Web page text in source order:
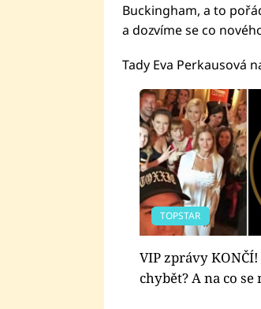
Buckingham, a to
a dozvíme se co
Tady Eva Perkausová
TOPSTAR
VIP zprávy
chybět? A na co se